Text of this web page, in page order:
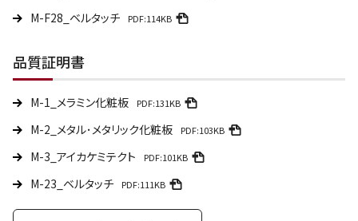
M-F28_ベルタッチ PDF:114KB
品質証明書
M-1_メラミン化粧板 PDF:131KB
M-2_メタル･メタリック化粧板 PDF:103KB
M-3_アイカケミテクト PDF:101KB
M-23_ベルタッチ PDF:111KB